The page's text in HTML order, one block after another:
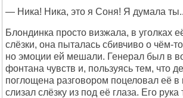
— Ника! Ника, это я Соня! Я думала
Блондинка просто визжала, в уголках
слёзки, она пыталась сбивчиво о чём-то
но эмоции ей мешали. Генерал был в
фонтана чувств и, пользуясь тем, что
поглощена разговором поцеловал её в
слизал слёзку из под её глаза. Его рука